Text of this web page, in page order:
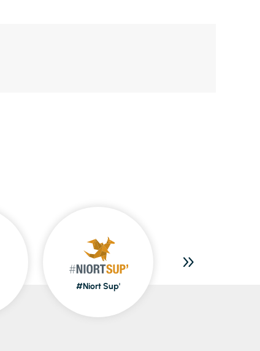
#Niort Sup'